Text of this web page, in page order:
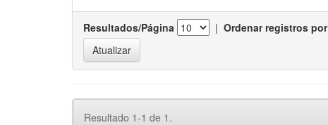
Resultados/Página | Ordenar registros por
Resultado 1-1 de 1.